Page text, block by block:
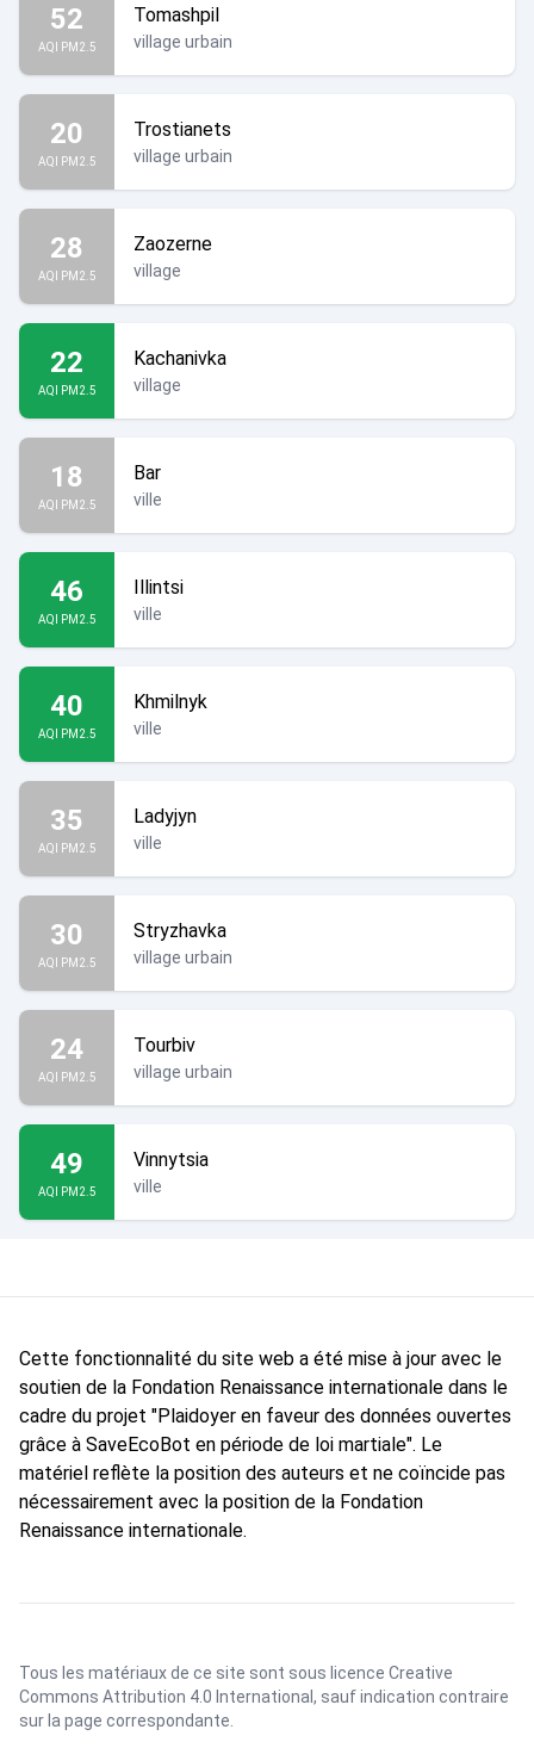
52
AQI PM2.5
Tomashpil
village urbain
20
AQI PM2.5
Trostianets
village urbain
28
AQI PM2.5
Zaozerne
village
22
AQI PM2.5
Kachanivka
village
18
AQI PM2.5
Bar
ville
46
AQI PM2.5
Illintsi
ville
40
AQI PM2.5
Khmilnyk
ville
35
AQI PM2.5
Ladyjyn
ville
30
AQI PM2.5
Stryzhavka
village urbain
24
AQI PM2.5
Tourbiv
village urbain
49
AQI PM2.5
Vinnytsia
ville
Cette fonctionnalité du site web a été mise à jour avec le
soutien de la Fondation Renaissance internationale dans le
cadre du projet "Plaidoyer en faveur des données ouvertes
grâce à SaveEcoBot en période de loi martiale". Le
matériel reflète la position des auteurs et ne coïncide pas
nécessairement avec la position de la Fondation
Renaissance internationale.
Tous les matériaux de ce site sont sous licence Creative
Commons Attribution 4.0 International , sauf indication contraire
sur la page correspondante.